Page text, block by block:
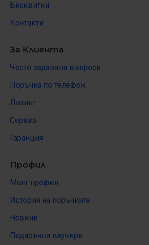
Бисквитки
Контакти
За Клиента
Често задавани въпроси
Поръчка по телефон
Лизинг
Сервиз
Гаранция
Профил
Моят профил
История на поръчките
Новини
Подаръчни ваучъри